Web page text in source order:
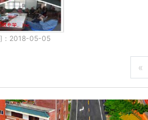
：2018-05-05
«